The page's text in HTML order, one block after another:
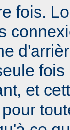
fois.
et